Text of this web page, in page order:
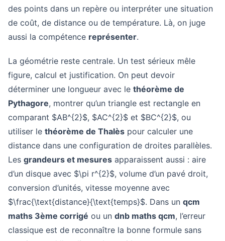
des points dans un repère ou interpréter une situation
de coût, de distance ou de température. Là, on juge
aussi la compétence représenter.
La géométrie reste centrale. Un test sérieux mêle
figure, calcul et justification. On peut devoir
déterminer une longueur avec le théorème de
Pythagore, montrer qu’un triangle est rectangle en
comparant $AB^{2}$, $AC^{2}$ et $BC^{2}$, ou
utiliser le théorème de Thalès pour calculer une
distance dans une configuration de droites parallèles.
Les grandeurs et mesures apparaissent aussi : aire
d’un disque avec $\pi r^{2}$, volume d’un pavé droit,
conversion d’unités, vitesse moyenne avec
$\frac{\text{distance}{\text{temps}$. Dans un qcm
maths 3ème corrigé ou un dnb maths qcm, l’erreur
classique est de reconnaître la bonne formule sans